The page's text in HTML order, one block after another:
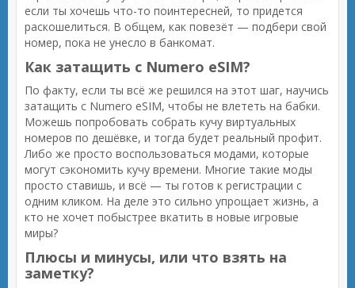
если ты хочешь что-то поинтересней, то придется
раскошелиться. В общем, как повезёт — подбери свой
номер, пока не унесло в банкомат.
Как затащить с Numero eSIM?
По факту, если ты всё же решился на этот шаг, научись
затащить с Numero eSIM, чтобы не влететь на бабки.
Можешь попробовать собрать кучу виртуальных
номеров по дешёвке, и тогда будет реальный профит.
Либо же просто воспользоваться модами, которые
могут сэкономить кучу времени. Многие такие моды
просто ставишь, и всё — ты готов к регистрации с
одним кликом. На деле это сильно упрощает жизнь, а
кто не хочет побыстрее вкатить в новые игровые
миры?
Плюсы и минусы, или что взять на
заметку?